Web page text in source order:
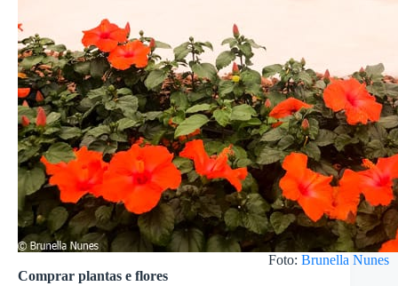
Foto: Brunella Nunes
Comprar plantas e flores